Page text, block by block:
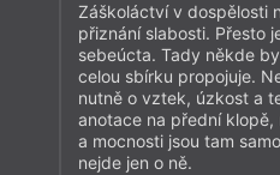
Záškoláctví v dospělosti
přiznání slabosti. Přesto
sebeúcta. Tady někde
celou sbírku propojuje.
nutně o vztek, úzkost a
anotace na přední
a mocnosti jsou tam
nejde jen o ně.